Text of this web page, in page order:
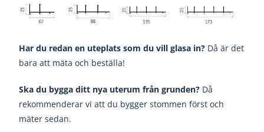
Har du redan en uteplats som du vill glasa in? Då är det
bara att mäta och beställa!
Ska du bygga ditt nya uterum från grunden? Då
rekommenderar vi att du bygger stommen först och
mäter sedan.